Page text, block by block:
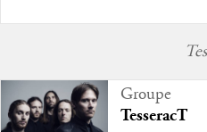
Groupe
TesseracT